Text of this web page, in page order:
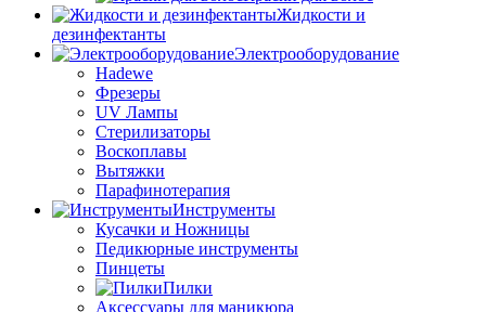
Жидкости и
дезинфектанты
Электрооборудование
Hadewe
Фрезеры
UV Лампы
Стерилизаторы
Воскоплавы
Вытяжки
Парафинотерапия
Инструменты
Кусачки и Ножницы
Педикюрные инструменты
Пинцеты
Пилки
Аксессуары для маникюра